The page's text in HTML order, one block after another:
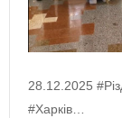
28.12.2025
#Харків…